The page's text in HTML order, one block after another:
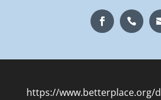
https://www.betterplace.org/